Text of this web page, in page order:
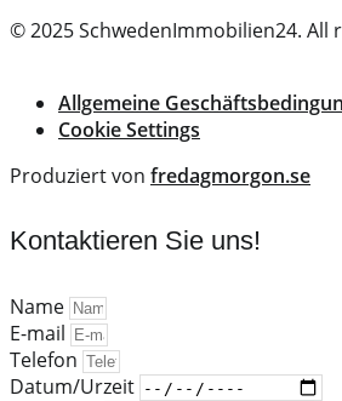
© 2025 SchwedenImmobilien24. All
Allgemeine
Cookie Settings
Produziert von fredagmorgon.se
Kontaktieren Sie uns!
Name
E-mail
Telefon
Datum/Urzeit